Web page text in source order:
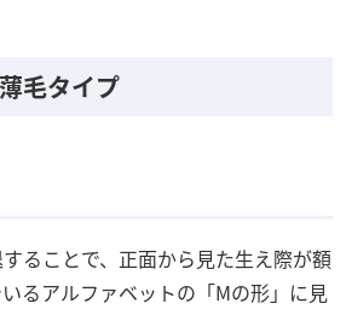
毛タイプ
ることで、正面から見た生え際が額
るアルファベットの「Mの形」に見